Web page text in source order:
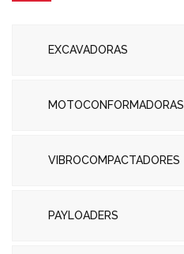
EXCAVADORAS
MOTOCONFORMADORAS
VIBROCOMPACTADORES
PAYLOADERS